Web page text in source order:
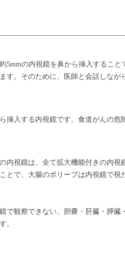
5mmの内視鏡を鼻から挿入するこ
す。そのために、医師と会話しなが
挿入する内視鏡です。食道がんの危
内視鏡は、全て拡大機能付きの内視
とで、大腸のポリープは内視鏡で視
で観察できない、胆嚢・肝臓・膵
。